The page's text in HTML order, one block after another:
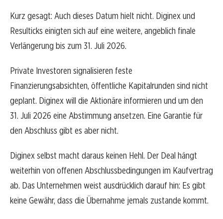
Kurz gesagt: Auch dieses Datum hielt nicht. Diginex und
Resulticks einigten sich auf eine weitere, angeblich finale
Verlängerung bis zum 31. Juli 2026.
Private Investoren signalisieren feste
Finanzierungsabsichten, öffentliche Kapitalrunden sind nicht
geplant. Diginex will die Aktionäre informieren und um den
31. Juli 2026 eine Abstimmung ansetzen. Eine Garantie für
den Abschluss gibt es aber nicht.
Diginex selbst macht daraus keinen Hehl. Der Deal hängt
weiterhin von offenen Abschlussbedingungen im Kaufvertrag
ab. Das Unternehmen weist ausdrücklich darauf hin: Es gibt
keine Gewähr, dass die Übernahme jemals zustande kommt.